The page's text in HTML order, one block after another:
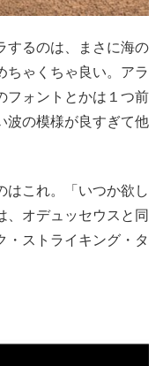
するのは、まさに海の
ちゃくちゃ良い。アラ
フォントとかは１つ前
波の模様が良すぎて他
はこれ。「いつか欲し
、オデュッセウスと同
・ストライキング・タ